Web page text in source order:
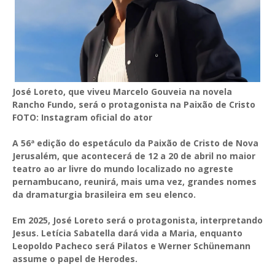
José Loreto, que viveu Marcelo Gouveia na novela
Rancho Fundo, será o protagonista na Paixão de Cristo
FOTO: Instagram oficial do ator
A 56ª edição do espetáculo da Paixão de Cristo de Nova
Jerusalém, que acontecerá de 12 a 20 de abril no maior
teatro ao ar livre do mundo localizado no agreste
pernambucano, reunirá, mais uma vez, grandes nomes
da dramaturgia brasileira em seu elenco.
Em 2025, José Loreto será o protagonista, interpretando
Jesus. Letícia Sabatella dará vida a Maria, enquanto
Leopoldo Pacheco será Pilatos e Werner Schünemann
assume o papel de Herodes.